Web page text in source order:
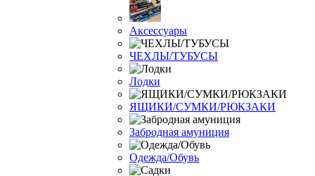
Аксессуары
ЧЕХЛЫ/ТУБУСЫ
Лодки
ЯЩИКИ/СУМКИ/РЮКЗАКИ
Забродная амуниция
Одежда/Обувь